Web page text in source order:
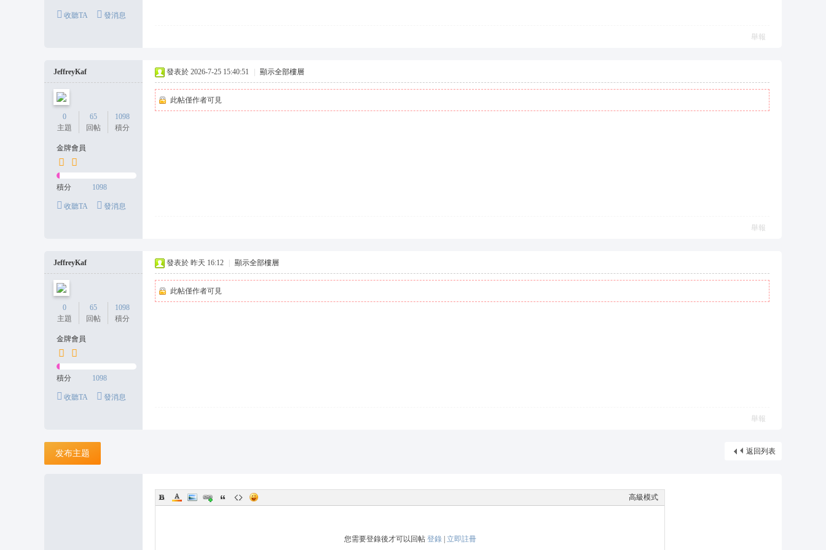
收聽TA 發消息
舉報
JeffreyKaf
0
主題
65
回帖
1098
積分
金牌會員
積分 1098
收聽TA 發消息
發表於 2026-7-25 15:40:51 顯示全部樓層
此帖僅作者可見
舉報
JeffreyKaf
0
主題
65
回帖
1098
積分
金牌會員
積分 1098
收聽TA 發消息
發表於 昨天 16:12 顯示全部樓層
此帖僅作者可見
舉報
返回列表
发布主题
高級模式
您需要登錄後才可以回帖 登錄| 立即註冊